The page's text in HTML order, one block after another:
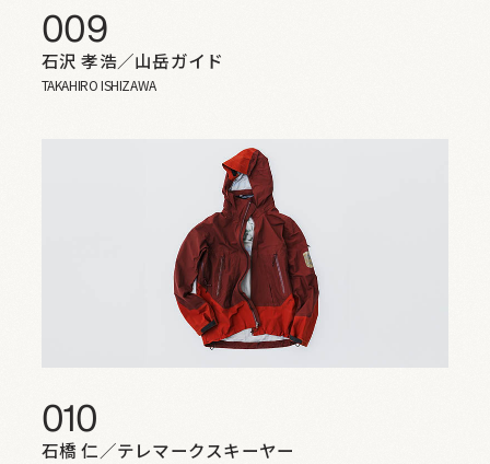
009
石沢 孝浩／山岳ガイド
TAKAHIRO ISHIZAWA
010
石橋 仁／テレマークスキーヤー